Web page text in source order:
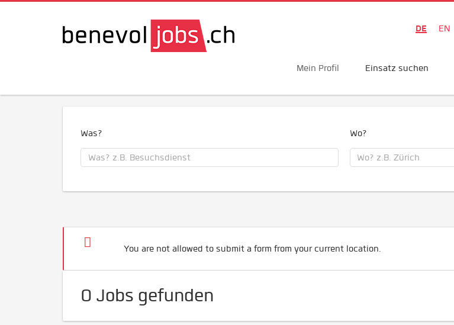
DE EN
Mein Profil Einsatz suchen
Was? Wo?
You are not allowed to submit a form from your current location.
0 Jobs gefunden